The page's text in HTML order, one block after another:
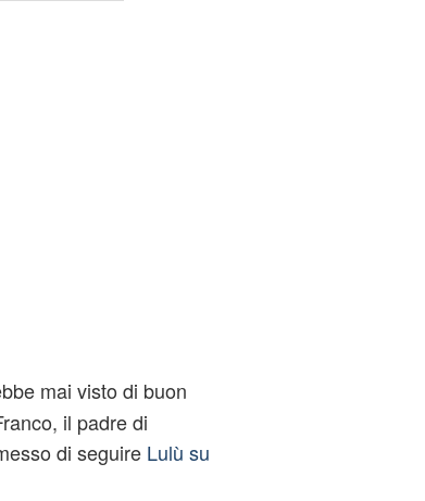
mai visto di buon
il padre di
di seguire Lulù su